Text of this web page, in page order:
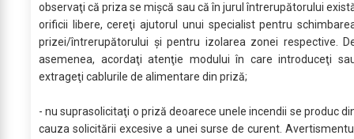
observaţi că priza se mişcă sau că în jurul întrerupătorului
orificii libere, cereţi ajutorul unui specialist pentru
prizei/întrerupătorului şi pentru izolarea zonei respective.
asemenea, acordaţi atenţie modului în care introduceţi
extrageţi cablurile de alimentare din priză;
- nu suprasolicitaţi o priză deoarece unele incendii se produc
cauza solicitării excesive a unei surse de curent.